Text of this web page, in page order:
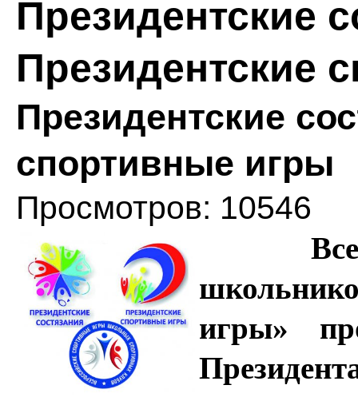
Президентские
Президентские
Президентские
спортивные игры
Просмотров: 10546
игры»